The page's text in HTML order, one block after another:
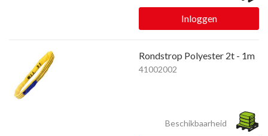
Inloggen
Rondstrop Polyester 2t - 1m
41002002
Beschikbaarheid